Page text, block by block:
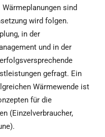
Wärmeplanungen sind
wird folgen.
in der
und in der
gefragt. Ein
Wärmewende ist
für die
(Einzelverbraucher,